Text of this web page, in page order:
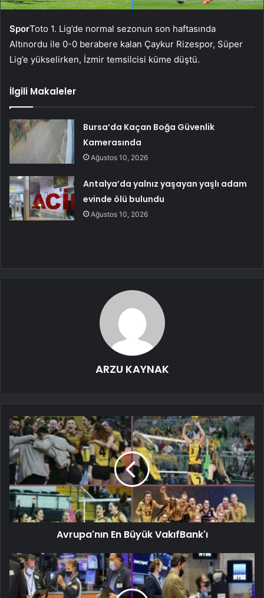
SporToto 1. Lig’de normal sezonun son haftasında
Altınordu ile 0-0 berabere kalan Çaykur Rizespor, Süper
Lig’e yükselirken, İzmir temsilcisi küme düştü.
İlgili Makaleler
Bursa’da Kaçan Boğa Güvenlik
Kamerasında
Ağustos 10, 2026
Antalya’da yalnız yaşayan yaşlı adam
evinde ölü bulundu
Ağustos 10, 2026
ARZU KAYNAK
Avrupa'nın En Büyük VakıfBank'ı